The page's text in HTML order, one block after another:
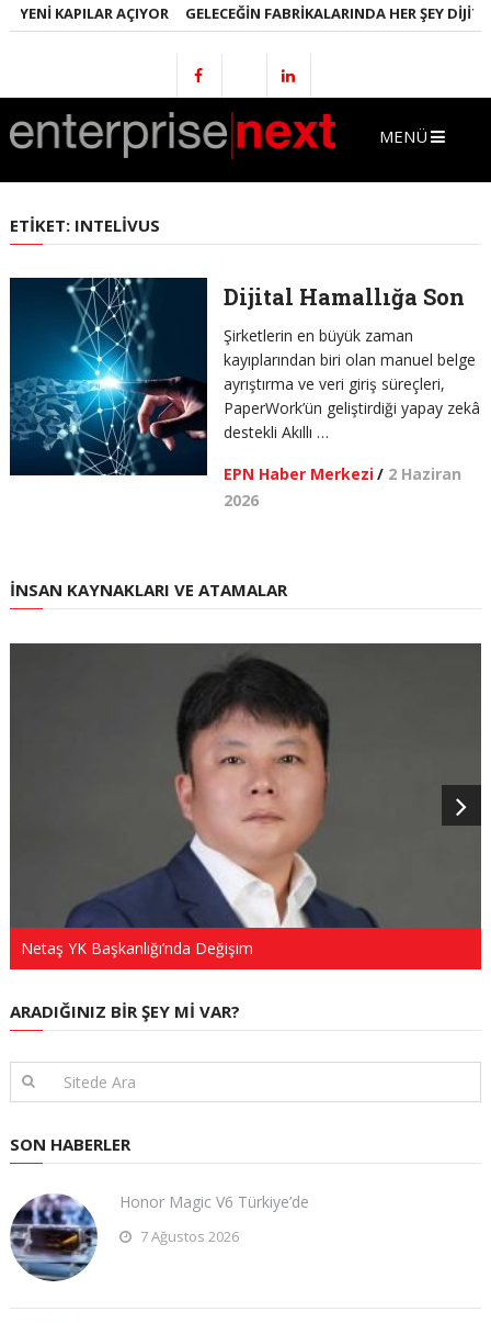
YENI KAPILAR AÇIYOR GELECEĞIN FABRIKALARINDA HER ŞEY
MENÜ
ETIKET: INTELIVUS
Dijital Hamallığa Son
Şirketlerin en büyük zaman
kayıplarından biri olan manuel belge
ayrıştırma ve veri giriş süreçleri,
PaperWork’ün geliştirdiği yapay zekâ
destekli Akıllı …
EPN Haber Merkezi/ 2 Haziran
2026
İNSAN KAYNAKLARI VE ATAMALAR
Netaş YK Başkanlığı’nda Değişim
ARADIĞINIZ BIR ŞEY MI VAR?
SON HABERLER
Honor Magic V6 Türkiye’de
7 Ağustos 2026